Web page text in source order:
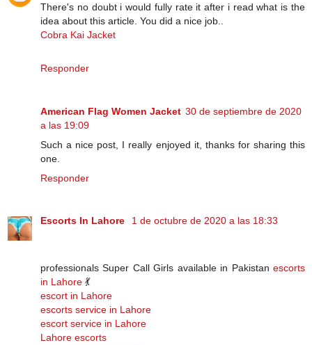
There's no doubt i would fully rate it after i read what is the
idea about this article. You did a nice job..
Cobra Kai Jacket
Responder
American Flag Women Jacket 30 de septiembre de 2020
a las 19:09
Such a nice post, I really enjoyed it, thanks for sharing this
one.
Responder
Escorts In Lahore 1 de octubre de 2020 a las 18:33
professionals Super Call Girls available in Pakistan escorts
in Lahore 💃
escort in Lahore
escorts service in Lahore
escort service in Lahore
Lahore escorts